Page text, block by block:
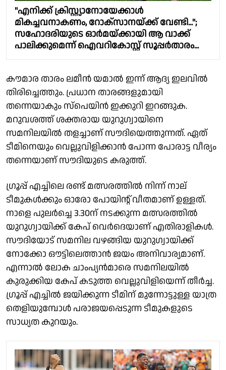
"എനിക്ക് ക്രിസ്റ്റ്യാനോയേക്കാൾ
മികച്ചവനാകണം, റോക്സാനയ്ക്ക് വേണ്ടി...";
സഹോദരിയുടെ ഓർമയ്ക്കായി ആ വാക്ക്
പാലിക്കുമെന്ന് ഐവറികോസ്റ്റ് സൂപ്പർതാരം...
കൗമാര താരം ലമീൻ യമാൽ ഇന്ന് ആദ്യ ഇലവിൽ
തിരിച്ചെത്തും. പ്രധാന താരങ്ങളുമായി
തന്നെയാകും സ്പെയിൻ ഇക്കുറി ഇറങ്ങുക.
മറുവശത്ത് ശക്തരായ യുറുഗ്വായിനെ
സമനിലയിൽ തളച്ചാണ് സൗദിയെത്തുന്നത്. ഏത്
ടീമിനെയും വെല്ലുവിളിക്കാൻ പോന്ന പോരാട്ട വീര്യം
തന്നെയാണ് സൗദിയുടെ കരുത്ത്.
ഗ്രൂപ്പ് എച്ചിലെ രണ്ട് മത്സരത്തിൽ നിന്ന് നാല്
ടീമുകൾക്കും ഓരോ പോയിൻ്റ് വീതമാണ് ഉള്ളത്.
നാളെ പുലർച്ചെ 3.30ന് നടക്കുന്ന മത്സരത്തിൽ
യുറുഗ്വായിക്ക് കേപ് വെർദെയാണ് എതിരാളികൾ.
സൗദിയോട് സമനില വഴങ്ങിയ യുറുഗ്വായിക്ക്
നോക്കോ ഔട്ടിലെത്താൻ ജയം അനിവാര്യമാണ്.
എന്നാൽ ലോക ചാംപ്യൻമാരെ സമനിലയിൽ
കുരുക്കിയ കേപ് കടുത്ത വെല്ലുവിളിയെന്ന് തീർച്ച.
ഗ്രൂപ്പ് എച്ചിൽ ജയിക്കുന്ന ടീമിന് മുന്നോട്ടുള്ള യാത്ര
തെളിയുമ്പോൾ പരാജയപ്പെടുന്ന ടീമുകളുടെ
സാധ്യത കുറയും.